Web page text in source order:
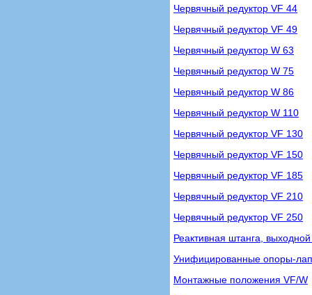
Червячный редуктор VF 44
Червячный редуктор VF 49
Червячный редуктор W 63
Червячный редуктор W 75
Червячный редуктор W 86
Червячный редуктор W 110
Червячный редуктор VF 130
Червячный редуктор VF 150
Червячный редуктор VF 185
Червячный редуктор VF 210
Червячный редуктор VF 250
Реактивная штанга,
Унифицированные опоры-
Монтажные положения VF/W